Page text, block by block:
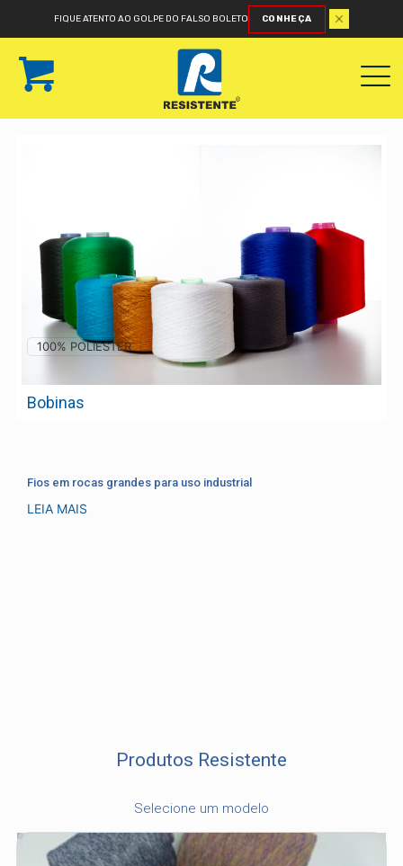
FIQUE ATENTO AO GOLPE DO FALSO BOLETO CONHEÇA
100% POLIESTER
Bobinas
Fios em rocas grandes para uso industrial
LEIA MAIS
Produtos Resistente
Selecione um modelo